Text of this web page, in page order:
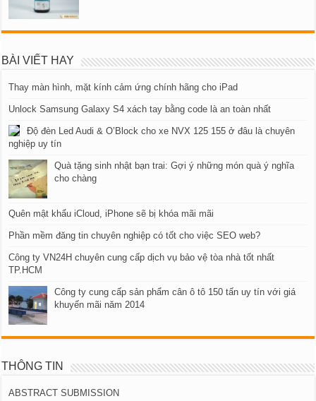
BÀI VIẾT HAY
Thay màn hình, mặt kính cảm ứng chính hãng cho iPad
Unlock Samsung Galaxy S4 xách tay bằng code là an toàn nhất
Độ đèn Led Audi & O’Block cho xe NVX 125 155 ở đâu là chuyên
nghiệp uy tín
Quà tặng sinh nhật bạn trai: Gợi ý những món quà ý nghĩa
cho chàng
Quên mật khẩu iCloud, iPhone sẽ bị khóa mãi mãi
Phần mềm đăng tin chuyên nghiệp có tốt cho việc SEO web?
Công ty VN24H chuyên cung cấp dịch vụ bảo vệ tòa nhà tốt nhất
TP.HCM
Công ty cung cấp sản phẩm cân ô tô 150 tấn uy tín với giá
khuyến mãi năm 2014
THÔNG TIN
ABSTRACT SUBMISSION